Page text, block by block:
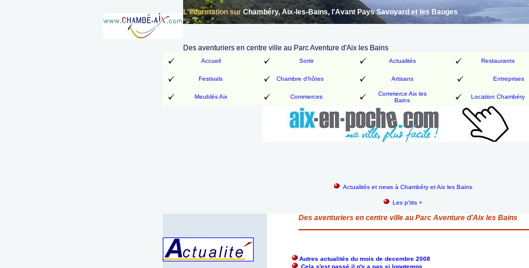
L'information surChambéry, Aix-les-Bains, l'Avant Pays Savoyard et les Bauges
Des aventuriers en centre ville au Parc Aventure d'Aix les Bains
Accueil Sortir Actualités Restaurants
Festivals Chambre d'hôtes Artisans Entreprises
Meublés Aix Commerces
Commerce Aix les
Bains
Location Chambéry
Actualités et news à Chambéry et Aix les Bains
Les p'tits +
Des aventuriers en centre ville au Parc Aventure d'Aix les Bains
Autres actualités du mois de decembre 2008
Cela s'est passé il n'y a pas si longtemps